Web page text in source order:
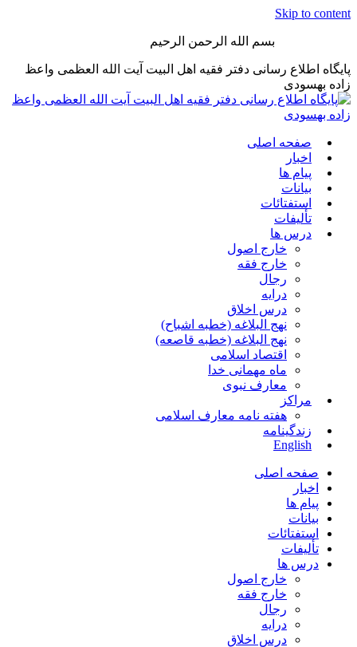
Skip to content
بسم الله الرحمن الرحیم
پایگاه اطلاع رسانی دفتر فقیه اهل البیت آیت الله العظمی واعظ
زاده بهسودی
صفحه اصلی
اخبار
پیام ها
بیانات
استفتائات
تألیفات
درس ها
خارج اصول
خارج فقه
رجال
درایه
درس اخلاق
نهج البلاغه (خطبه اشباح)
نهج البلاغه (خطبه قاصعه)
اقتصاد اسلامی
ماه مهمانی خدا
معارف نبوی
مراکز
هفته نامه معارف اسلامی
زندگینامه
English
صفحه اصلی
اخبار
پیام ها
بیانات
استفتائات
تألیفات
درس ها
خارج اصول
خارج فقه
رجال
درایه
درس اخلاق